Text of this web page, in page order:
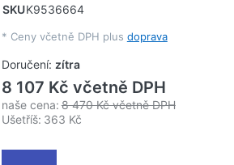
SKUK9536664
* Ceny včetně DPH plus doprava
Doručení: zítra
8 107 Kč včetně DPH
naše cena: 8 470 Kč včetně DPH
Ušetříš: 363 Kč